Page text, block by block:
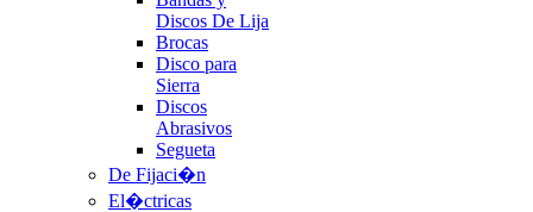
Discos De Lija
Brocas
Disco para
Sierra
Discos
Abrasivos
Segueta
De Fijaci�n
El�ctricas